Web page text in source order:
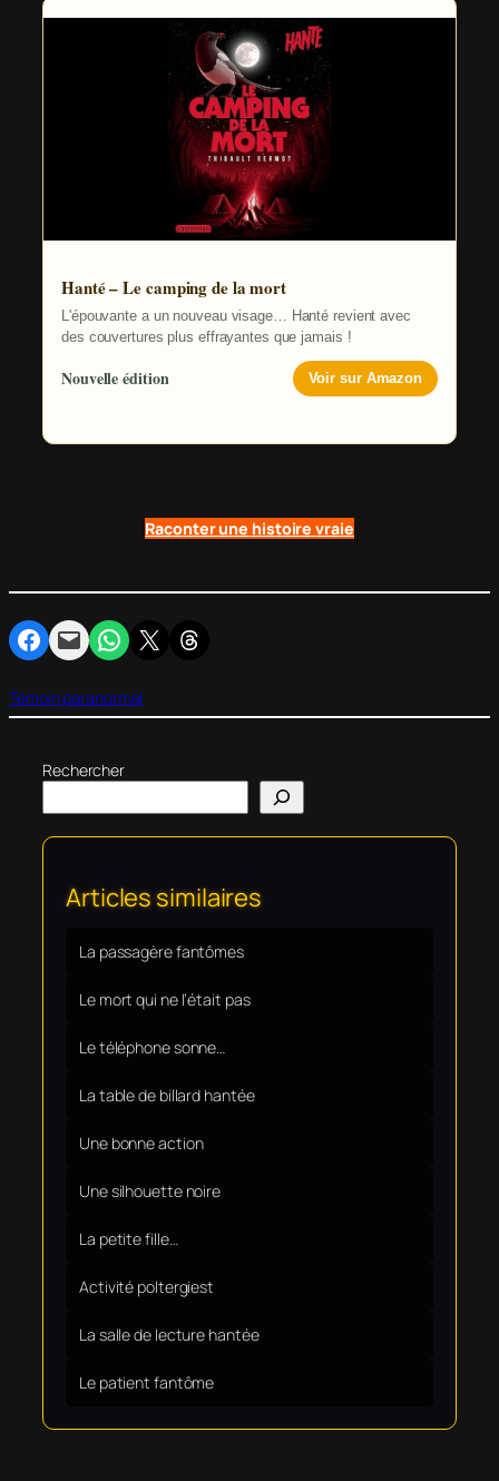
Hanté – Le camping de la mort
L'épouvante a un nouveau visage… Hanté revient avec
des couvertures plus effrayantes que jamais !
Nouvelle édition Voir sur Amazon
Raconter une histoire vraie
Partager sur Facebook
Envoyer cette page par e-mailPartager sur WhatsApp
Partager sur X Partager sur Threads
Témoin paranormal
Rechercher
Articles similaires
La passagère fantômes
Le mort qui ne l’était pas
Le téléphone sonne…
La table de billard hantée
Une bonne action
Une silhouette noire
La petite fille…
Activité poltergiest
La salle de lecture hantée
Le patient fantôme